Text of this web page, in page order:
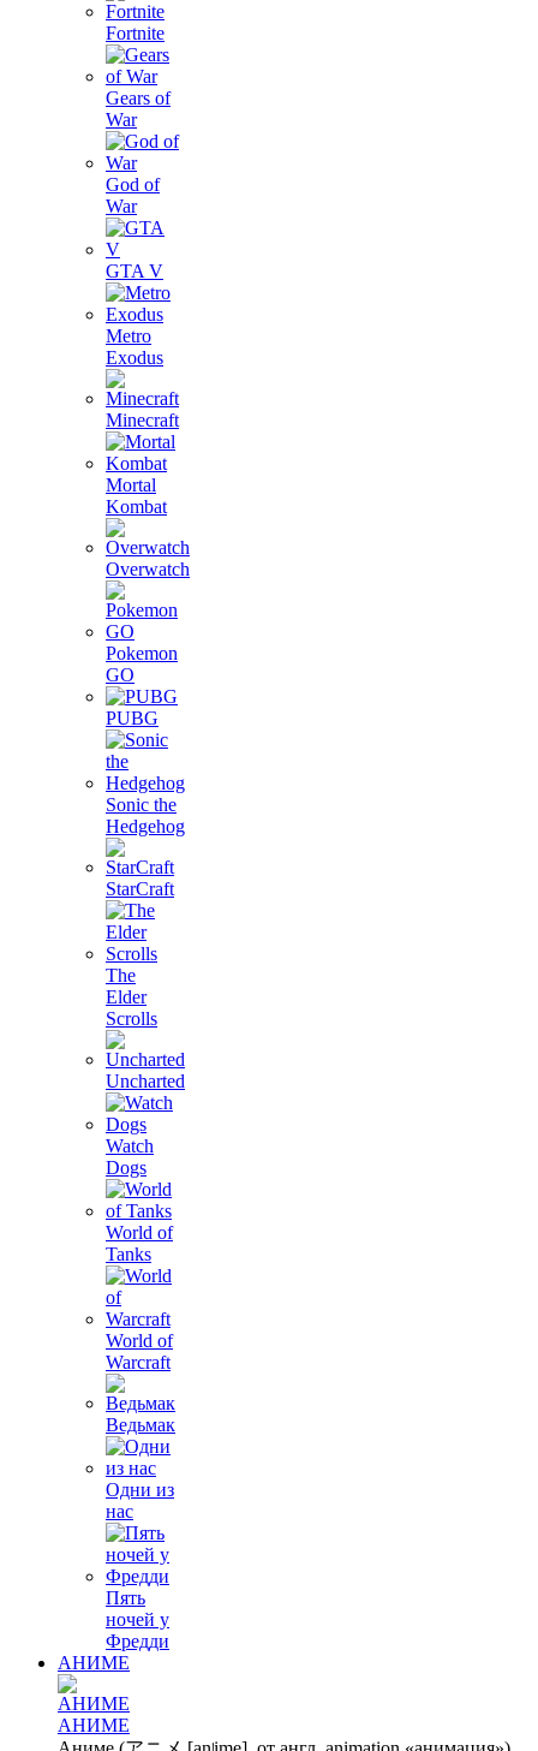
Fortnite
Gears of
War
God of
War
GTA V
Metro
Exodus
Minecraft
Mortal
Kombat
Overwatch
Pokemon
GO
PUBG
Sonic the
Hedgehog
StarCraft
The
Elder
Scrolls
Uncharted
Watch
Dogs
World of
Tanks
World of
Warcraft
Ведьмак
Одни из
нас
Пять
ночей у
Фредди
АНИМЕ
АНИМЕ